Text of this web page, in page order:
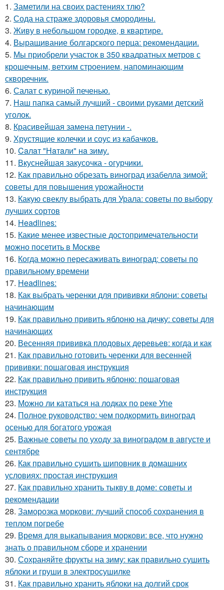
1. Заметили на своих растениях тлю?
2. Сода на страже здоровья смородины.
3. Живу в небольшом городке, в квартире.
4. Выращивание болгарского перца: рекомендации.
5. Мы приобрели участок в 350 квадратных метров с
крошечным, ветхим строением, напоминающим
скворечник.
6. Салат с куриной печенью.
7. Наш папка самый лучший - своими руками детский
уголок.
8. Красивейшая замена петунии -.
9. Хрустящие колечки и соус из кабачков.
10. Caлaт "Нaтaли" нa зиму.
11. Вкуснейшая закусочка - огурчики.
12. Как правильно обрезать виноград изабелла зимой:
советы для повышения урожайности
13. Какую свеклу выбрать для Урала: советы по выбору
лучших сортов
14. Headlines:
15. Какие менее известные достопримечательности
можно посетить в Москве
16. Когда можно пересаживать виноград: советы по
правильному времени
17. Headlines:
18. Как выбрать черенки для прививки яблони: советы
начинающим
19. Как правильно привить яблоню на дичку: советы для
начинающих
20. Весенняя прививка плодовых деревьев: когда и как
21. Как правильно готовить черенки для весенней
прививки: пошаговая инструкция
22. Как правильно привить яблоню: пошаговая
инструкция
23. Можно ли кататься на лодках по реке Упе
24. Полное руководство: чем подкормить виноград
осенью для богатого урожая
25. Важные советы по уходу за виноградом в августе и
сентябре
26. Как правильно сушить шиповник в домашних
условиях: простая инструкция
27. Как правильно хранить тыкву в доме: советы и
рекомендации
28. Заморозка моркови: лучший способ сохранения в
теплом погребе
29. Время для выкапывания моркови: все, что нужно
знать о правильном сборе и хранении
30. Сохраняйте фрукты на зиму: как правильно сушить
яблоки и груши в электросушилке
31. Как правильно хранить яблоки на долгий срок